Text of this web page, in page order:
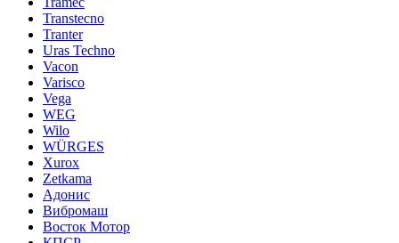
Transtecno
Tranter
Uras Techno
Vacon
Varisco
Vega
WEG
Wilo
WÜRGES
Xurox
Zetkama
Адонис
Вибромаш
Восток Мотор